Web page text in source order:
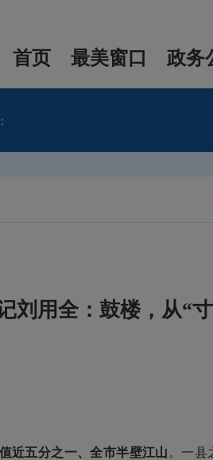
首页 最美窗口 政务
刘用全：鼓楼，从“
近五分之一、全市半壁江山 。一县